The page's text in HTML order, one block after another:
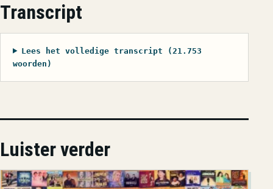
Transcript
Lees het volledige transcript (21.753
woorden)
Luister verder